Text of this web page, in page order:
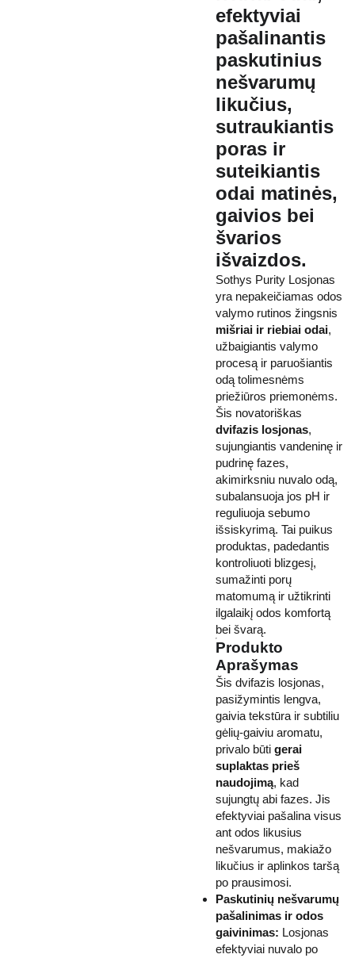
efektyviai
pašalinantis
paskutinius
nešvarumų
likučius,
sutraukiantis
poras ir
suteikiantis
odai matinės,
gaivios bei
švarios
išvaizdos.
Sothys Purity Losjonas
yra nepakeičiamas odos
valymo rutinos žingsnis
mišriai ir riebiai odai,
užbaigiantis valymo
procesą ir paruošiantis
odą tolimesnėms
priežiūros priemonėms.
Šis novatoriškas
dvifazis losjonas,
sujungiantis vandeninę ir
pudrinę fazes,
akimirksniu nuvalo odą,
subalansuoja jos pH ir
reguliuoja sebumo
išsiskyrimą. Tai puikus
produktas, padedantis
kontroliuoti blizgesį,
sumažinti porų
matomumą ir užtikrinti
ilgalaikį odos komfortą
bei švarą.
Produkto
Aprašymas
Šis dvifazis losjonas,
pasižymintis lengva,
gaivia tekstūra ir subtiliu
gėlių-gaiviu aromatu,
privalo būti gerai
suplaktas prieš
naudojimą, kad
sujungtų abi fazes. Jis
efektyviai pašalina visus
ant odos likusius
nešvarumus, makiažo
likučius ir aplinkos taršą
po prausimosi.
Paskutinių nešvarumų
pašalinimas ir odos
gaivinimas: Losjonas
efektyviai nuvalo po